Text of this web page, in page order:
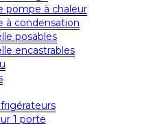
pompe à chaleur
à condensation
posables
encastrables
1 porte